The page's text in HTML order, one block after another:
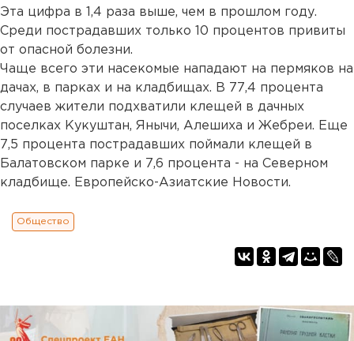
Эта цифра в 1,4 раза выше, чем в прошлом году.
Среди пострадавших только 10 процентов привиты
от опасной болезни.
Чаще всего эти насекомые нападают на пермяков на
дачах, в парках и на кладбищах. В 77,4 процента
случаев жители подхватили клещей в дачных
поселках Кукуштан, Янычи, Алешиха и Жебреи. Еще
7,5 процента пострадавших поймали клещей в
Балатовском парке и 7,6 процента - на Северном
кладбище. Европейско-Азиатские Новости.
Общество